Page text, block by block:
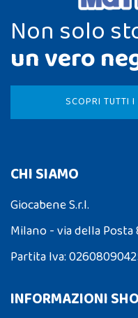
Non solo
un vero
SCOPRI TUTTI
CHI SIAMO
Giocabene S.r.l.
Milano - via della Posta
Partita Iva:
INFORMAZIONI